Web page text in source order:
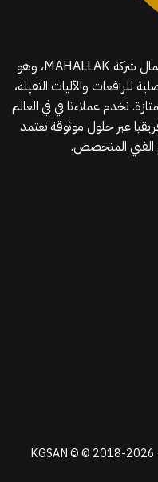
موقع قطع الغيار KGSAN وهو أحد اعمال شركة MAHALLAK، وهو
للرافعات والآليات الثقيلة،
نخدم عملاءنا في في العالم
عبر حلول موثوقة تعتمد
الفني المتخصص.
KGSAN © © 2018-